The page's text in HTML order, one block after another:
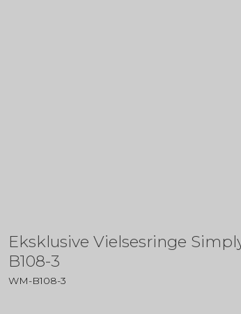
Eksklusive Vielsesringe
B108-3
WM-B108-3